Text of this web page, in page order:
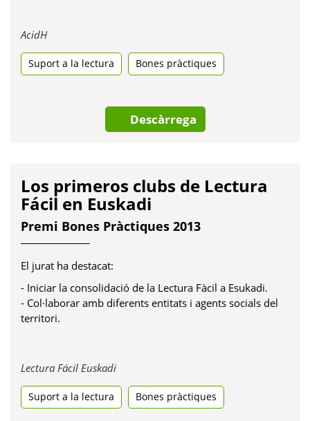
AcidHObre
una
pestanya
Suport a la lectura Bones pràctiques
Descàrrega
Los primeros clubs de Lectura
Fácil en Euskadi
Premi Bones Pràctiques 2013
El jurat ha destacat:
- Iniciar la consolidació de la Lectura Fàcil a Esukadi.
- Col·laborar amb diferents entitats i agents socials del
territori.
Lectura Fácil EuskadiObre
pestanya
Suport a la lectura Bones pràctiques